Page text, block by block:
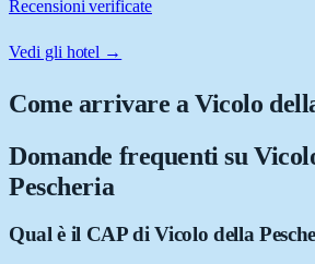
Recensioni verificate
Vedi gli hotel →
Come arrivare aVicolo
Domande frequenti su
Pescheria
Qual è il CAP di Vicolo della